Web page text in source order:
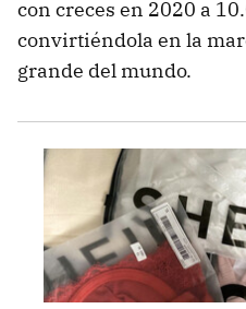
con creces en 2020 a
convirtiéndola en la
grande del mundo.